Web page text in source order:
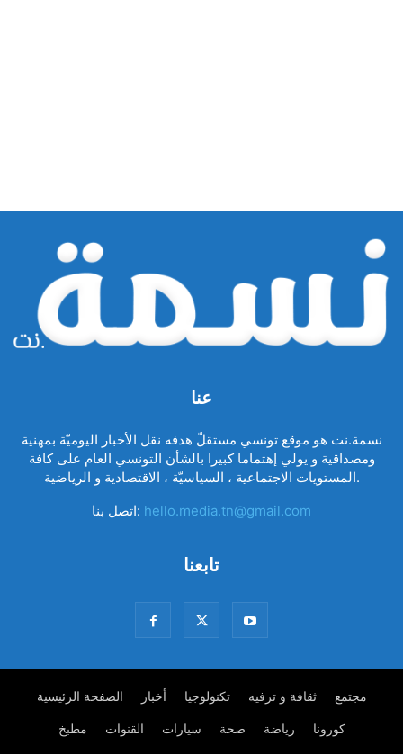
عنا
نسمة.نت هو موقع تونسي مستقلّ هدفه نقل الأخبار اليوميّة بمهنية
ومصداقية و يولي إهتماما كبيرا بالشأن التونسي العام على كافة
المستويات الاجتماعية ، السياسيّة ، الاقتصادية و الرياضية.
اتصل بنا: hello.media.tn@gmail.com
تابعنا
الصفحة الرئيسية أخبار تكنولوجيا ثقافة و ترفيه مجتمع
مطبخ القنوات سيارات صحة رياضة كورونا